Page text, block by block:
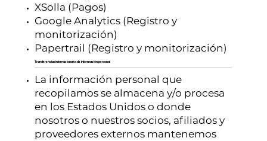
XSolla (Pagos)
Google Analytics (Registro y
monitorización)
Papertrail (Registro y monitorización)
Transferencias internacionales de información personal
La información personal que
recopilamos se almacena y/o procesa
en los Estados Unidos o donde
nosotros o nuestros socios, afiliados y
proveedores externos mantenemos